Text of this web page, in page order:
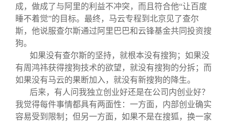
成，做成了与阿里的利益不冲突，而且符合他“让百度
睡不着觉”的目标。最终，马云专程到北京见了查尔
斯，他说服查尔斯通过阿里巴巴和云锋基金共同投资搜
狗。
如果没有查尔斯的坚持，就根本没有搜狗；如果没
有周鸿祎获得搜狗技术的欲望，就没有搜狗的分拆；而
如果没有马云的果断加入，就没有新搜狗的降生。
后来，有人问我独立创业好还是在公司内创业好？
我觉得每件事情都具有两面性：一方面，内部创业确实
容易受到限制；但另一方面，如果不是在搜狐，换一家